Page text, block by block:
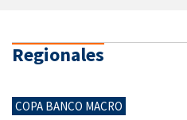
Regionales
COPA BANCO MACRO